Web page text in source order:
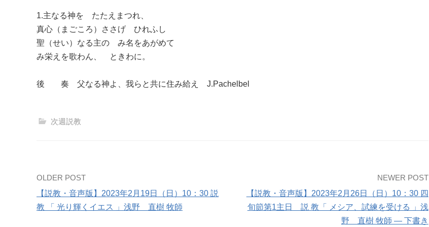
1.主なる神を たたえまつれ、
真心（まごころ）ささげ ひれふし
聖（せい）なる主の み名をあがめて
み栄えを歌わん、 ときわに。
後 奏 父なる神よ、我らと共に住み給え J.Pachelbel
次週説教
Post
navigation
OLDER POST
【説教・音声版】2023年2月19日（日）10：30 説
教 「 光り輝くイエス 」浅野 直樹 牧師
NEWER POST
【説教・音声版】2023年2月26日（日）10：30 四
旬節第1主日 説 教「 メシア、試練を受ける 」浅
野 直樹 牧師 — 下書き